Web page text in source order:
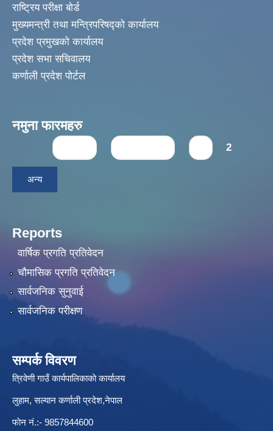
राष्ट्रिय परीक्षा बोर्ड
मुख्यमन्त्री तथा मन्त्रिपरिषद्को कार्यालय
प्रदेश प्रमुखको कार्यालय
प्रदेश सभा सचिवालय
कर्णाली प्रदेश पोर्टल
नमुना फारमहरु
Pages 2
अन्य
Reports
वार्षिक प्रगति प्रतिवेदन
चौमासिक प्रगति प्रतिवेदन
सार्वजनिक सुनुवाई
सार्वजनिक परीक्षण
सम्पर्क विवरण
त्रिवेणी गाउँ कार्यपालिकाकाे कार्यालय
लुहाम, सल्यान कर्णाली प्रदेश,नेपाल
फाेन नं.:- 9857844600